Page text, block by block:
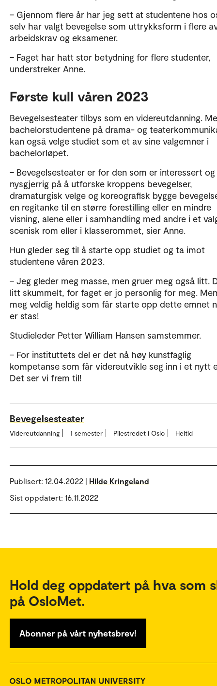
– Gjennom flere år har jeg sett at studentene hos
selv har valgt bevegelse som uttrykksform i flere
arbeidskrav og eksamener.
– Faget har hatt stor betydning for flere studenter,
understreker Anne.
Første kull våren 2023
Bevegelsesteater tilbys som en videreutdanning.
bachelorstudentene på drama- og
kan også velge studiet som et av sine valgemner i
bachelorløpet.
– Bevegelsesteater er for den som er interessert og
nysgjerrig på å utforske kroppens bevegelser,
dramaturgisk velge og koreografisk bygge
en regitanke til en større forestilling eller en mindre
visning, alene eller i samhandling med andre i et
scenisk rom eller i klasserommet, sier Anne.
Hun gleder seg til å starte opp studiet og ta imot
studentene våren 2023.
– Jeg gleder meg masse, men gruer meg også litt.
litt skummelt, for faget er jo personlig for meg.
meg veldig heldig som får starte opp dette emnet
er stas!
Studieleder Petter William Hansen samstemmer.
– For instituttets del er det nå høy kunstfaglig
kompetanse som får videreutvikle seg inn i et nytt
Det ser vi frem til!
Bevegelsesteater
Videreutdanning 1 semester Pilestredet i Oslo Heltid
Publisert: 12.04.2022 | Hilde Kringeland
Sist oppdatert: 16.11.2022
Hold deg oppdatert på hva som
på OsloMet.
Abonner på vårt nyhetsbrev!